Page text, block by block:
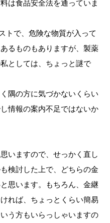
は食品安全法を通っていま
トで、危険な物質が入って
るものもありますが、製薬
としては、ちょっと謎で
隅の方に気づかないくらい
情報の案内不足ではないか
いますので、せっかく直し
検討した上で、どちらの金
思います。もちろん、金継
れば、ちょっとくらい簡易
う方もいらっしゃいますの